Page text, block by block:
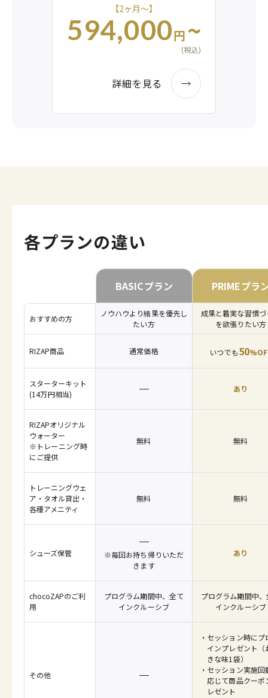
【2ヶ月〜】
594,000円~
(税込)
詳細を見る
各プランの違い
BASICプラン PRIMEプラ
おすすめの方
ノウハウより結果を優先し
たい方
成果と着実な習慣
を欲張りたい方
RIZAP商品 通常価格 いつでも50
スターターキット
(14万円相当)
あり
RIZAPオリジナル
ウォーター
※トレーニング時
にご提供
無料 無料
トレーニングウェ
ア・タオル貸出・
各種アメニティ
無料 無料
シューズ保管
※毎回お持ち帰りいただ
きます
あり
chocoZAPのご利
用
プログラム期間中、全て
インクルーシブ
プログラム期間中
インクルーシブ
その他
セッション時にプ
インプレゼント（
きな味1袋）
セッション実施回
応じて商品クーポ
レゼント